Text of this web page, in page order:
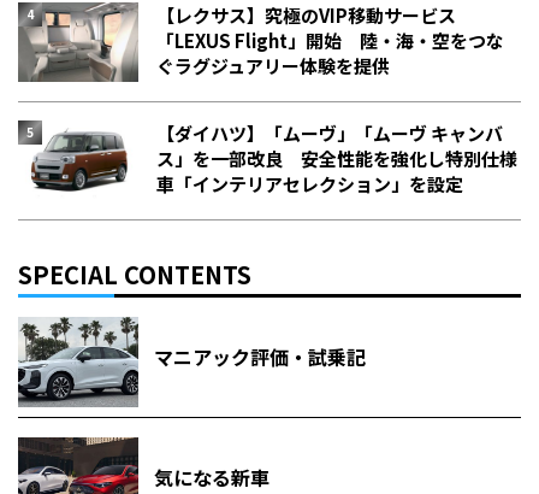
【レクサス】究極のVIP移動サービス
「LEXUS Flight」開始 陸・海・空をつな
ぐラグジュアリー体験を提供
【ダイハツ】「ムーヴ」「ムーヴ キャンバ
ス」を一部改良 安全性能を強化し特別仕様
車「インテリアセレクション」を設定
SPECIAL CONTENTS
マニアック評価・試乗記
気になる新車